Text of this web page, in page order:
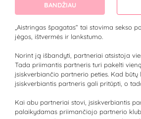
BANDŽIAU
„Aistringas špagatas“ tai stovima sekso
jėgos, ištvermės ir lankstumo.
Norint ją išbandyti, partneriai atsistoja
Tada priimantis partneris turi pakelti
įsiskverbiančio partnerio peties. Kad būtų
įsiskverbiantis partneris gali pritūpti, o
Kai abu partneriai stovi, įsiskverbiantis
palaikydamas priimančiojo partnerio